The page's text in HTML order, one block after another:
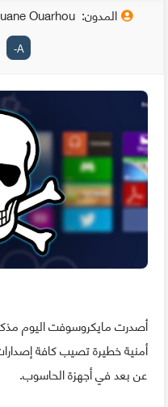
المدون: Ouarhou
A
-
أصدرت مايكروسوفت اليوم
أمنية خطيرة تصيب كافة
عن بعد في أجهزة الحاسوب.